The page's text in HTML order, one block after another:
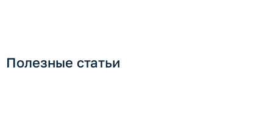
Полезные статьи